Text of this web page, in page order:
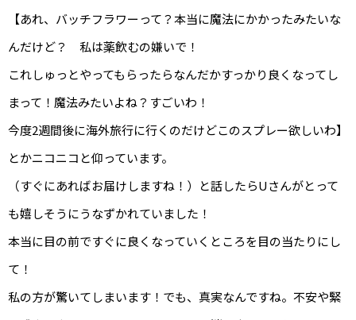
【あれ、バッチフラワーって？本当に魔法にかかったみたいな
んだけど？ 私は薬飲むの嫌いで！
これしゅっとやってもらったらなんだかすっかり良くなってし
まって！魔法みたいよね？すごいわ！
今度2週間後に海外旅行に行くのだけどこのスプレー欲しいわ】
とかニコニコと仰っています。
（すぐにあればお届けしますね！）と話したらUさんがとって
も嬉しそうにうなずかれていました！
本当に目の前ですぐに良くなっていくところを目の当たりにし
て！
私の方が驚いてしまいます！でも、真実なんですね。不安や緊